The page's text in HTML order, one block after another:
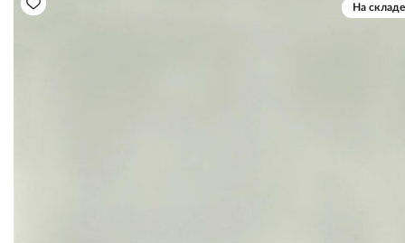
На складе